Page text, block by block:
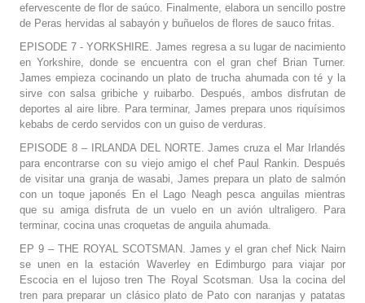
efervescente de flor de saúco. Finalmente, elabora un sencillo postre
de Peras hervidas al sabayón y buñuelos de flores de sauco fritas.
EPISODE 7 - YORKSHIRE. James regresa a su lugar de nacimiento
en Yorkshire, donde se encuentra con el gran chef Brian Turner.
James empieza cocinando un plato de trucha ahumada con té y la
sirve con salsa gribiche y ruibarbo. Después, ambos disfrutan de
deportes al aire libre. Para terminar, James prepara unos riquísimos
kebabs de cerdo servidos con un guiso de verduras.
EPISODE 8 – IRLANDA DEL NORTE. James cruza el Mar Irlandés
para encontrarse con su viejo amigo el chef Paul Rankin. Después
de visitar una granja de wasabi, James prepara un plato de salmón
con un toque japonés En el Lago Neagh pesca anguilas mientras
que su amiga disfruta de un vuelo en un avión ultraligero. Para
terminar, cocina unas croquetas de anguila ahumada.
EP 9 – THE ROYAL SCOTSMAN. James y el gran chef Nick Nairn
se unen en la estación Waverley en Edimburgo para viajar por
Escocia en el lujoso tren The Royal Scotsman. Usa la cocina del
tren para preparar un clásico plato de Pato con naranjas y patatas